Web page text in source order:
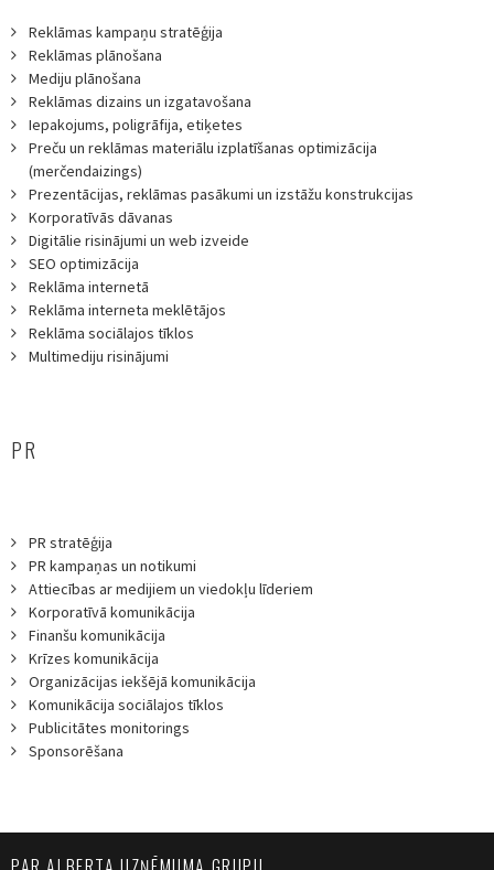
Reklāmas kampaņu stratēģija
Reklāmas plānošana
Mediju plānošana
Reklāmas dizains un izgatavošana
Iepakojums, poligrāfija, etiķetes
Preču un reklāmas materiālu izplatīšanas optimizācija
(merčendaizings)
Prezentācijas, reklāmas pasākumi un izstāžu konstrukcijas
Korporatīvās dāvanas
Digitālie risinājumi un web izveide
SEO optimizācija
Reklāma internetā
Reklāma interneta meklētājos
Reklāma sociālajos tīklos
Multimediju risinājumi
PR
PR stratēģija
PR kampaņas un notikumi
Attiecības ar medijiem un viedokļu līderiem
Korporatīvā komunikācija
Finanšu komunikācija
Krīzes komunikācija
Organizācijas iekšējā komunikācija
Komunikācija sociālajos tīklos
Publicitātes monitorings
Sponsorēšana